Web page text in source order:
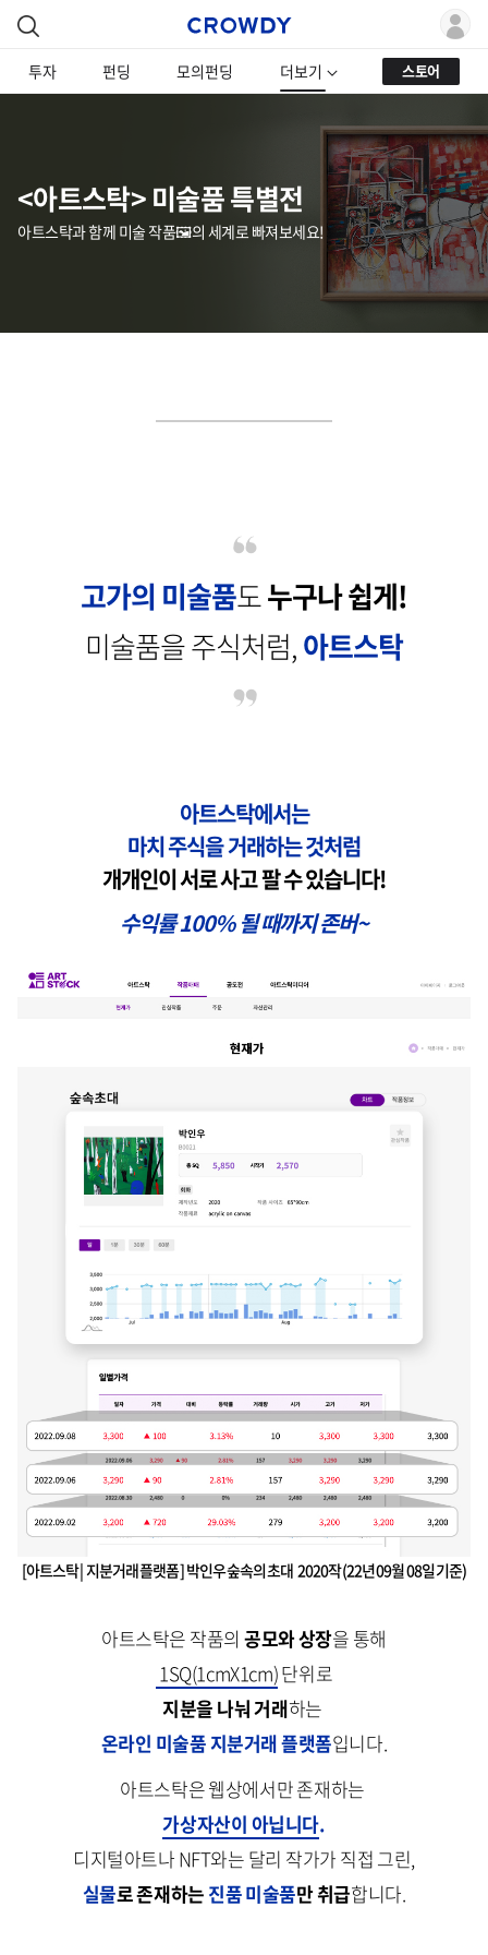
투자 펀딩 모의펀딩 더보기 스토어
<아트스탁> 미술품 특별전
아트스탁과 함께 미술 작품🖼️의 세계로 빠져보세요!
고가의 미술품도누구나 쉽게!
미술품을 주식처럼,아트스탁
아트스탁에서는
마치 주식을 거래하는 것처럼
개개인이 서로 사고 팔 수 있습니다!
수익률100%될 때까지 존버~
[아트스탁 | 지분거래 플랫폼 ] 박인우 숲속의 초대 2020작 (22년 09월 08일 기준)
아트스탁은 작품의 공모와 상장을 통해
1SQ(1cmX1cm)단위로
지분을 나눠 거래하는
온라인 미술품 지분거래 플랫폼입니다.
아트스탁은 웹상에서만 존재하는
가상자산이 아닙니다.
디지털아트나 NFT와는 달리 작가가 직접 그린,
실물로 존재하는 진품 미술품만 취급합니다.